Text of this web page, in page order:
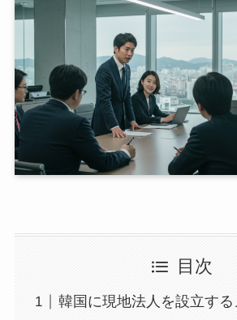
目次
韓国に現地法人を設立する